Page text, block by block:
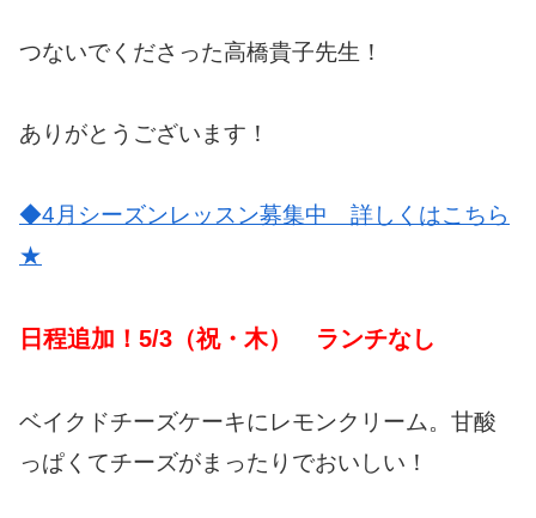
つないでくださった高橋貴子先生！
ありがとうございます！
◆4月シーズンレッスン募集中 詳しくはこちら
★
日程追加！5/3（祝・木） ランチなし
ベイクドチーズケーキにレモンクリーム。甘酸
っぱくてチーズがまったりでおいしい！